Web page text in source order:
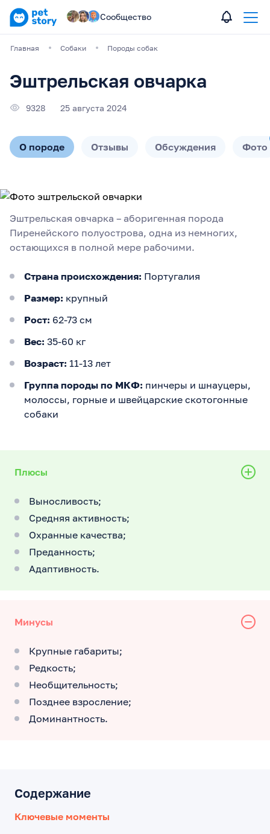
Сообщество
Главная Собаки Породы собак
Эштрельская овчарка
9328 25 августа 2024
О породе Отзывы Обсуждения Фото
Эштрельская овчарка – аборигенная порода
Пиренейского полуострова, одна из немногих,
остающихся в полной мере рабочими.
Страна происхождения: Португалия
Размер: крупный
Рост: 62-73 см
Вес: 35-60 кг
Возраст: 11-13 лет
Группа породы по МКФ: пинчеры и шнауцеры,
молоссы, горные и швейцарские скотогонные
собаки
Плюсы
Выносливость;
Средняя активность;
Охранные качества;
Преданность;
Адаптивность.
Минусы
Крупные габариты;
Редкость;
Необщительность;
Позднее взросление;
Доминантность.
Содержание
Ключевые моменты